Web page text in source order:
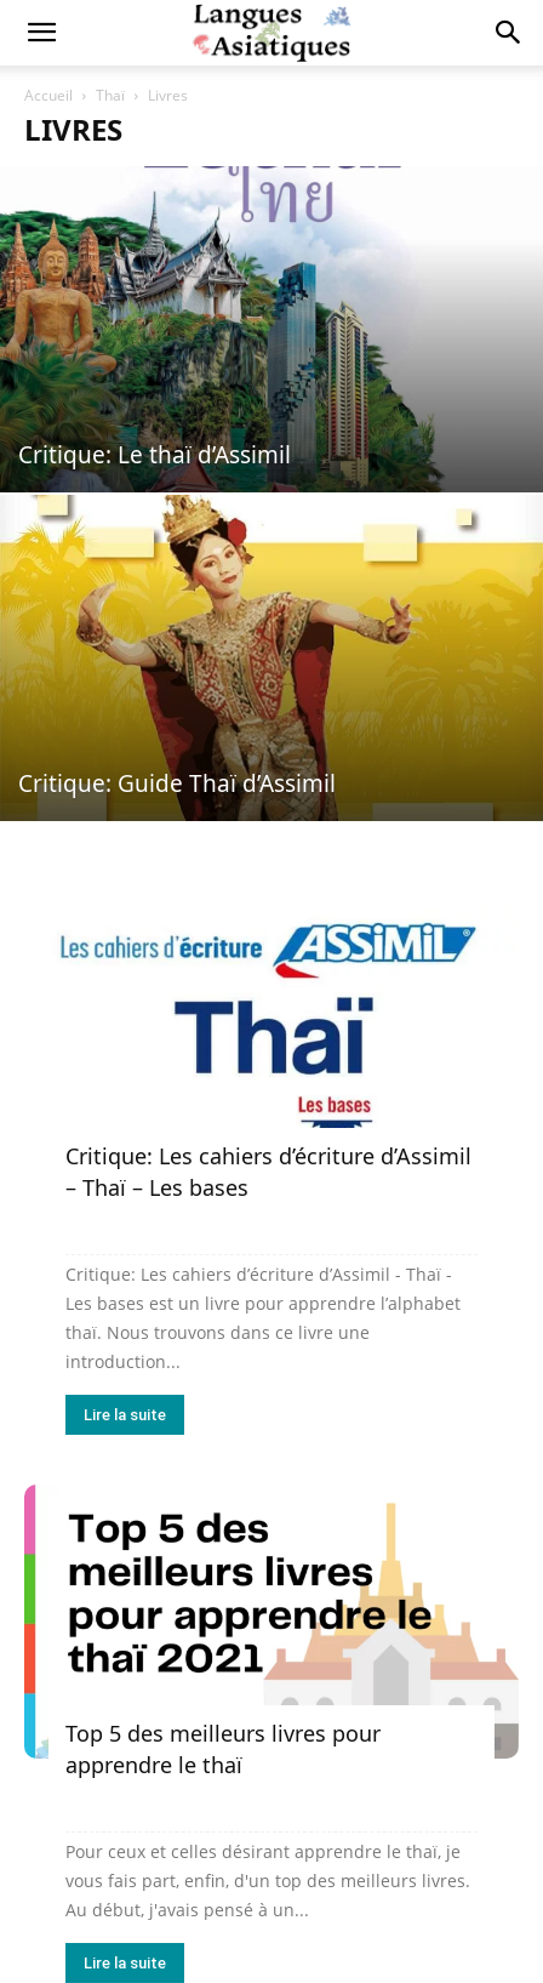
Accueil Thaï Livres
LIVRES
Critique: Le thaï d’Assimil
Critique: Guide Thaï d’Assimil
Critique: Les cahiers d’écriture d’Assimil
– Thaï – Les bases
Critique: Les cahiers d’écriture d’Assimil - Thaï -
Les bases est un livre pour apprendre l’alphabet
thaï. Nous trouvons dans ce livre une
introduction...
Lire la suite
Top 5 des meilleurs livres pour
apprendre le thaï
Pour ceux et celles désirant apprendre le thaï, je
vous fais part, enfin, d'un top des meilleurs livres.
Au début, j'avais pensé à un...
Lire la suite